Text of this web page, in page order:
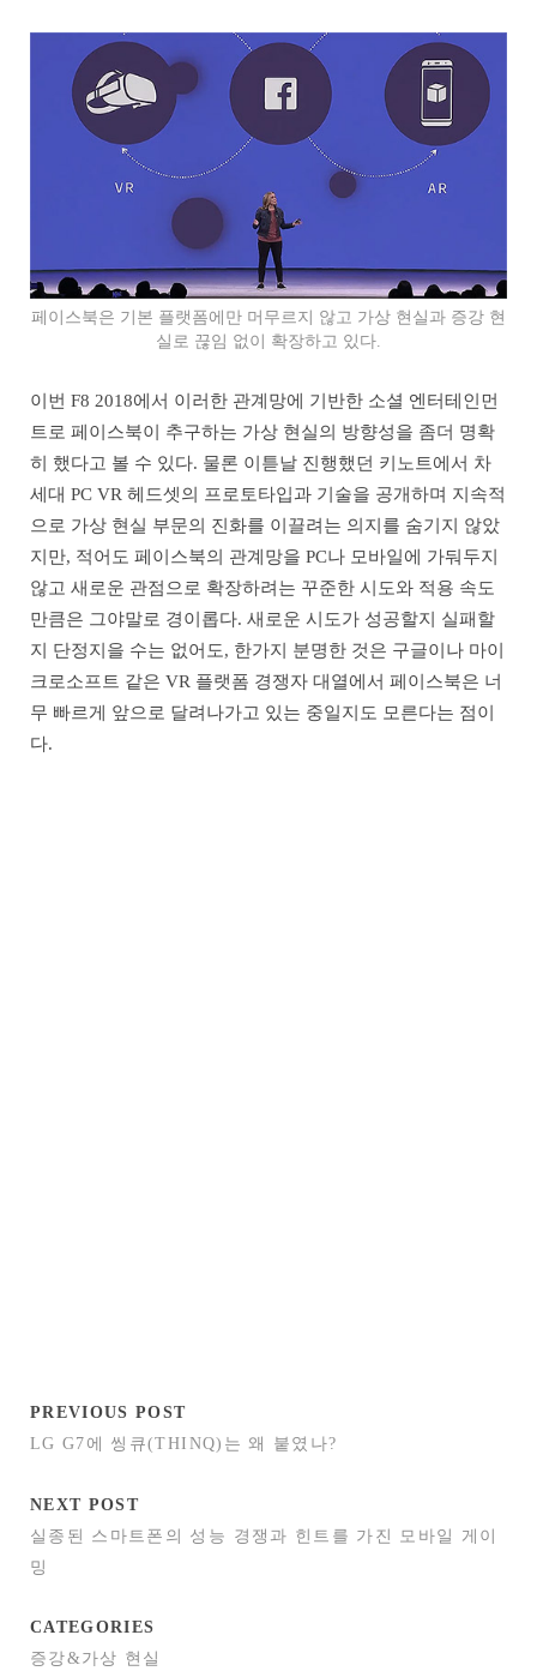
페이스북은 기본 플랫폼에만 머무르지 않고 가상 현실과 증강 현
실로 끊임 없이 확장하고 있다.
이번 F8 2018에서 이러한 관계망에 기반한 소셜 엔터테인먼
트로 페이스북이 추구하는 가상 현실의 방향성을 좀더 명확
히 했다고 볼 수 있다. 물론 이튿날 진행했던 키노트에서 차
세대 PC VR 헤드셋의 프로토타입과 기술을 공개하며 지속적
으로 가상 현실 부문의 진화를 이끌려는 의지를 숨기지 않았
지만, 적어도 페이스북의 관계망을 PC나 모바일에 가둬두지
않고 새로운 관점으로 확장하려는 꾸준한 시도와 적용 속도
만큼은 그야말로 경이롭다. 새로운 시도가 성공할지 실패할
지 단정지을 수는 없어도, 한가지 분명한 것은 구글이나 마이
크로소프트 같은 VR 플랫폼 경쟁자 대열에서 페이스북은 너
무 빠르게 앞으로 달려나가고 있는 중일지도 모른다는 점이
다.
PREVIOUS POST
LG G7에 씽큐(THINQ)는 왜 붙였나?
NEXT POST
실종된 스마트폰의 성능 경쟁과 힌트를 가진 모바일 게이
밍
CATEGORIES
증강&가상 현실